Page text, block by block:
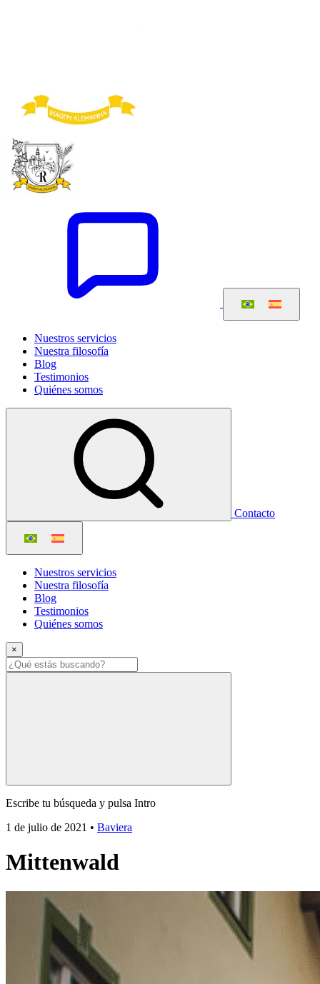
Nuestros servicios
Nuestra filosofía
Blog
Testimonios
Quiénes somos
Contacto
Nuestros servicios
Nuestra filosofía
Blog
Testimonios
Quiénes somos
×
Escribe tu búsqueda y pulsa Intro
1 de julio de 2021 • Baviera
Mittenwald